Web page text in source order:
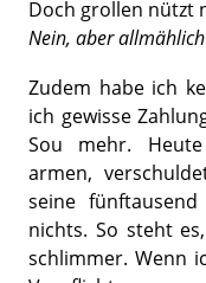
Doch grollen nützt
Nein, aber
Zudem habe ich
ich gewisse
Sou mehr.
armen,
seine
nichts. So steht
schlimmer. Wenn